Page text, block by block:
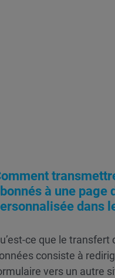
à une page
dans
ce que le
consiste à
vers un autre